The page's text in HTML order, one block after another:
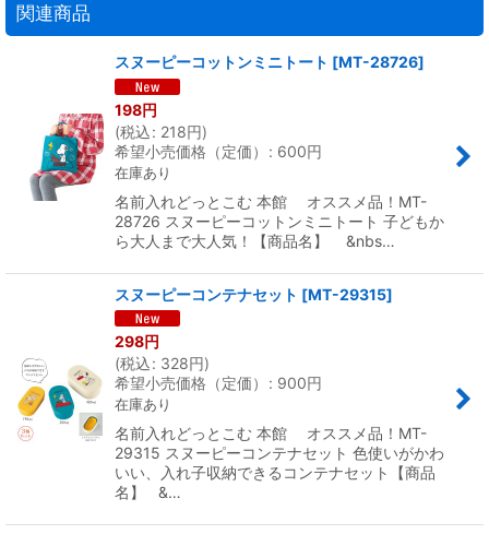
関連商品
スヌーピーコットンミニトート [MT-28726]
198円
(税込: 218円)
希望小売価格（定価）
: 600円
在庫あり
名前入れどっとこむ 本館 オススメ品！MT-
28726 スヌーピーコットンミニトート 子どもか
ら大人まで大人気！【商品名】 &nbs…
スヌーピーコンテナセット [MT-29315]
298円
(税込: 328円)
希望小売価格（定価）
: 900円
在庫あり
名前入れどっとこむ 本館 オススメ品！MT-
29315 スヌーピーコンテナセット 色使いがかわ
いい、入れ子収納できるコンテナセット【商品
名】 &…